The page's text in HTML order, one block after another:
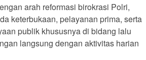
arah reformasi birokrasi Polri,
keterbukaan, pelayanan prima, serta
publik khususnya di bidang lalu
langsung dengan aktivitas harian